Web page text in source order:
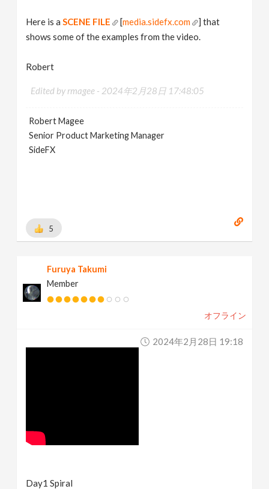
Here is aSCENE FILE [media.sidefx.com
] that
shows some of the examples from the video.
Robert
Edited by rmagee - 2024年2月28日 17:48:05
Robert Magee
Senior Product Marketing Manager
SideFX
5
Furuya Takumi
Member
オフライン
2024年2月28日 19:18
Day1 Spiral